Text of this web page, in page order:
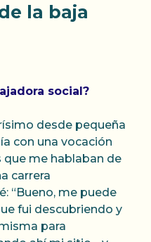
la baja
social?
desde pequeña
con una vocación
que me hablaban de
carrera
“Bueno, me puede
fui descubriendo y
para